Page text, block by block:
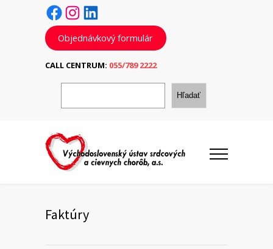
Facebook Instagram LinkedIn
Objednávkový formulár
CALL CENTRUM: 055/789 2222
H
d
Hľadať
Faktúry